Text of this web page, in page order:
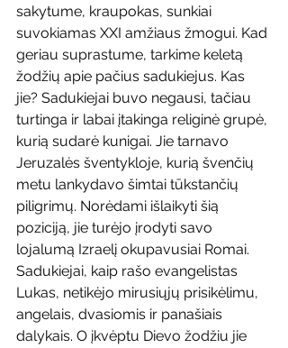
sakytume, kraupokas, sunkiai
suvokiamas XXI amžiaus žmogui. Kad
geriau suprastume, tarkime keletą
žodžių apie pačius sadukiejus. Kas
jie? Sadukiejai buvo negausi, tačiau
turtinga ir labai įtakinga religinė grupė,
kurią sudarė kunigai. Jie tarnavo
Jeruzalės šventykloje, kurią švenčių
metu lankydavo šimtai tūkstančių
piligrimų. Norėdami išlaikyti šią
poziciją, jie turėjo įrodyti savo
lojalumą Izraelį okupavusiai Romai.
Sadukiejai, kaip rašo evangelistas
Lukas, netikėjo mirusiųjų prisikėlimu,
angelais, dvasiomis ir panašiais
dalykais. O įkvėptu Dievo žodžiu jie